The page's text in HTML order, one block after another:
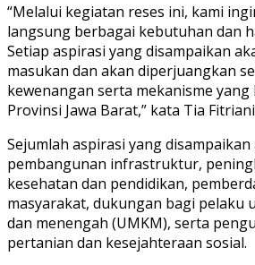
“Melalui kegiatan reses ini, kami
langsung berbagai kebutuhan dan
Setiap aspirasi yang disampaikan
masukan dan akan diperjuangkan
kewenangan serta mekanisme yang
Provinsi Jawa Barat,” kata Tia
Sejumlah aspirasi yang
pembangunan infrastruktur,
kesehatan dan pendidikan,
masyarakat, dukungan bagi pelaku
dan menengah (UMKM), serta
pertanian dan kesejahteraan sosial.